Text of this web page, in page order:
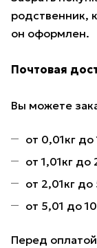
родственник,
он оформлен.
Почтовая
Вы можете
от 0,01кг до
от 1,01кг до
от 2,01кг до
от 5,01 до
Перед